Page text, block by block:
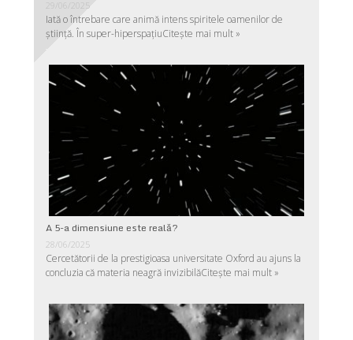
29/06/2025
Iată o întrebare care animă intens spiritele oamenilor de
ştiinţă. În super-hiperspaţiuCitește mai mult »
A 5-a dimensiune este reală?
28/06/2025
Cercetătorii de la prestigioasa universitate Oxford au ajuns la
concluzia că materia neagră invizibilăCitește mai mult »